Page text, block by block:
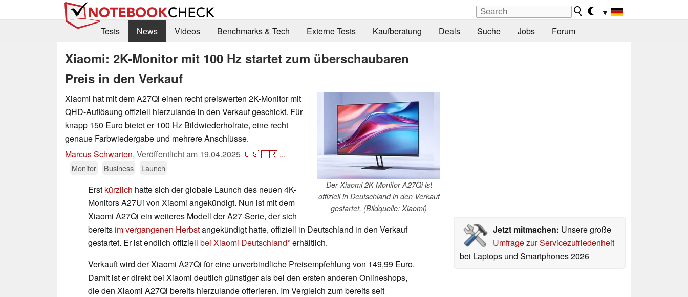
▼
Tests
News Videos Benchmarks & Tech Externe Tests Kaufberatung Deals Suche Jobs Forum
Xiaomi: 2K-Monitor mit 100 Hz startet zum überschaubaren
Preis in den Verkauf
Der Xiaomi 2K Monitor A27Qi ist
offiziell in Deutschland in den Verkauf
gestartet. (Bildquelle: Xiaomi)
Xiaomi hat mit dem A27Qi einen recht preiswerten 2K-Monitor mit
QHD-Auflösung offiziell hierzulande in den Verkauf geschickt. Für
knapp 150 Euro bietet er 100 Hz Bildwiederholrate, eine recht
genaue Farbwiedergabe und mehrere Anschlüsse.
Marcus Schwarten, Veröffentlicht am 19.04.2025🇺🇸🇫🇷 ...
Monitor Business Launch
Jetzt mitmachen: Unsere große
Umfrage zur Servicezufriedenheit
bei Laptops und Smartphones 2026
Erst kürzlich hatte sich der globale Launch des neuen 4K-
Monitors A27Ui von Xiaomi angekündigt. Nun ist mit dem
Xiaomi A27Qi ein weiteres Modell der A27-Serie, der sich
bereits im vergangenen Herbstangekündigt hatte, offiziell in Deutschland in den Verkauf
gestartet. Er ist endlich offiziell bei Xiaomi Deutschland erhältlich.
Verkauft wird der Xiaomi A27Qi für eine unverbindliche Preisempfehlung von 149,99 Euro.
Damit ist er direkt bei Xiaomi deutlich günstiger als bei den ersten anderen Onlineshops,
die den Xiaomi A27Qi bereits hierzulande offerieren. Im Vergleich zum bereits seit